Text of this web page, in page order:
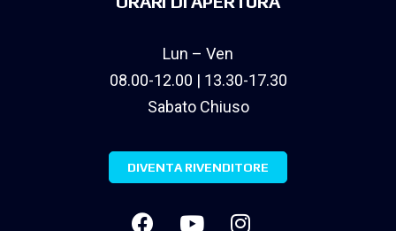
Lun – Ven
08.00-12.00 | 13.30-17.30
Sabato Chiuso
DIVENTA RIVENDITORE